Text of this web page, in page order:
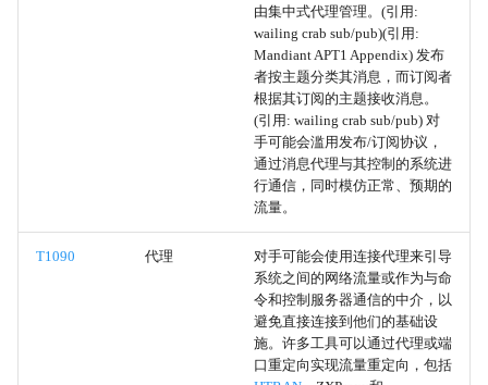
由集中式代理管理。(引用:
wailing crab sub/pub)(引用:
Mandiant APT1 Appendix) 发布
者按主题分类其消息，而订阅者
根据其订阅的主题接收消息。
(引用: wailing crab sub/pub) 对
手可能会滥用发布/订阅协议，
通过消息代理与其控制的系统进
行通信，同时模仿正常、预期的
流量。
T1090 代理
对手可能会使用连接代理来引导
系统之间的网络流量或作为与命
令和控制服务器通信的中介，以
避免直接连接到他们的基础设
施。许多工具可以通过代理或端
口重定向实现流量重定向，包括